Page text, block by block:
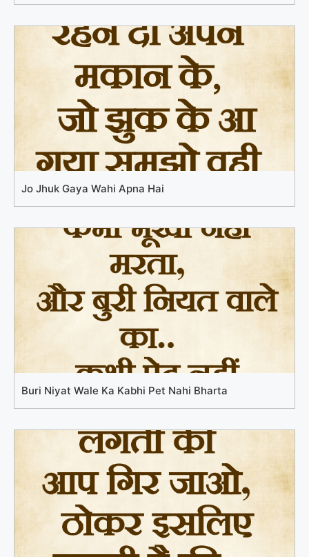
Jo Jhuk Gaya Wahi Apna Hai
Buri Niyat Wale Ka Kabhi Pet Nahi Bharta